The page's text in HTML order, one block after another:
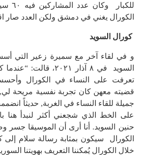
للكبار
الكورال يغني في دمشق ولكن العدد صار
كورال السويد
و في لقاء آخر مع سميرة زعير التي
السويد في ٨ آذار ٢٠٢١،
تعرفت على النساء في الكورال
قضيته معهن كان تجربة نفسية مريحة
جميلة للقاء النساء في الغربة, حديثاً
على الخط الذي شجعني أكثر لنبدأ هنا
حنين السويد. أنا أرى أن الموسيقا
الكورال سيكون بمثابة رسالة سلام إلى
خلال الكورال يُمكننا التعريف بهويتنا